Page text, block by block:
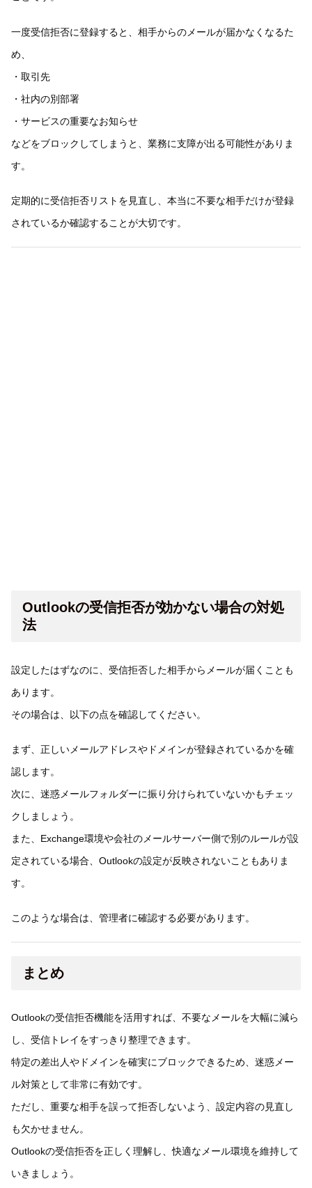
一度受信拒否に登録すると、相手からのメールが届かなくなるた
め、
・取引先
・社内の別部署
・サービスの重要なお知らせ
などをブロックしてしまうと、業務に支障が出る可能性がありま
す。
定期的に受信拒否リストを見直し、本当に不要な相手だけが登録
されているか確認することが大切です。
Outlookの受信拒否が効かない場合の対処
法
設定したはずなのに、受信拒否した相手からメールが届くことも
あります。
その場合は、以下の点を確認してください。
まず、正しいメールアドレスやドメインが登録されているかを確
認します。
次に、迷惑メールフォルダーに振り分けられていないかもチェッ
クしましょう。
また、Exchange環境や会社のメールサーバー側で別のルールが設
定されている場合、Outlookの設定が反映されないこともありま
す。
このような場合は、管理者に確認する必要があります。
まとめ
Outlookの受信拒否機能を活用すれば、不要なメールを大幅に減ら
し、受信トレイをすっきり整理できます。
特定の差出人やドメインを確実にブロックできるため、迷惑メー
ル対策として非常に有効です。
ただし、重要な相手を誤って拒否しないよう、設定内容の見直し
も欠かせません。
Outlookの受信拒否を正しく理解し、快適なメール環境を維持して
いきましょう。